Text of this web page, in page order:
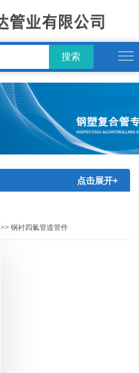
点击展开+
>>钢衬四氟管道管件